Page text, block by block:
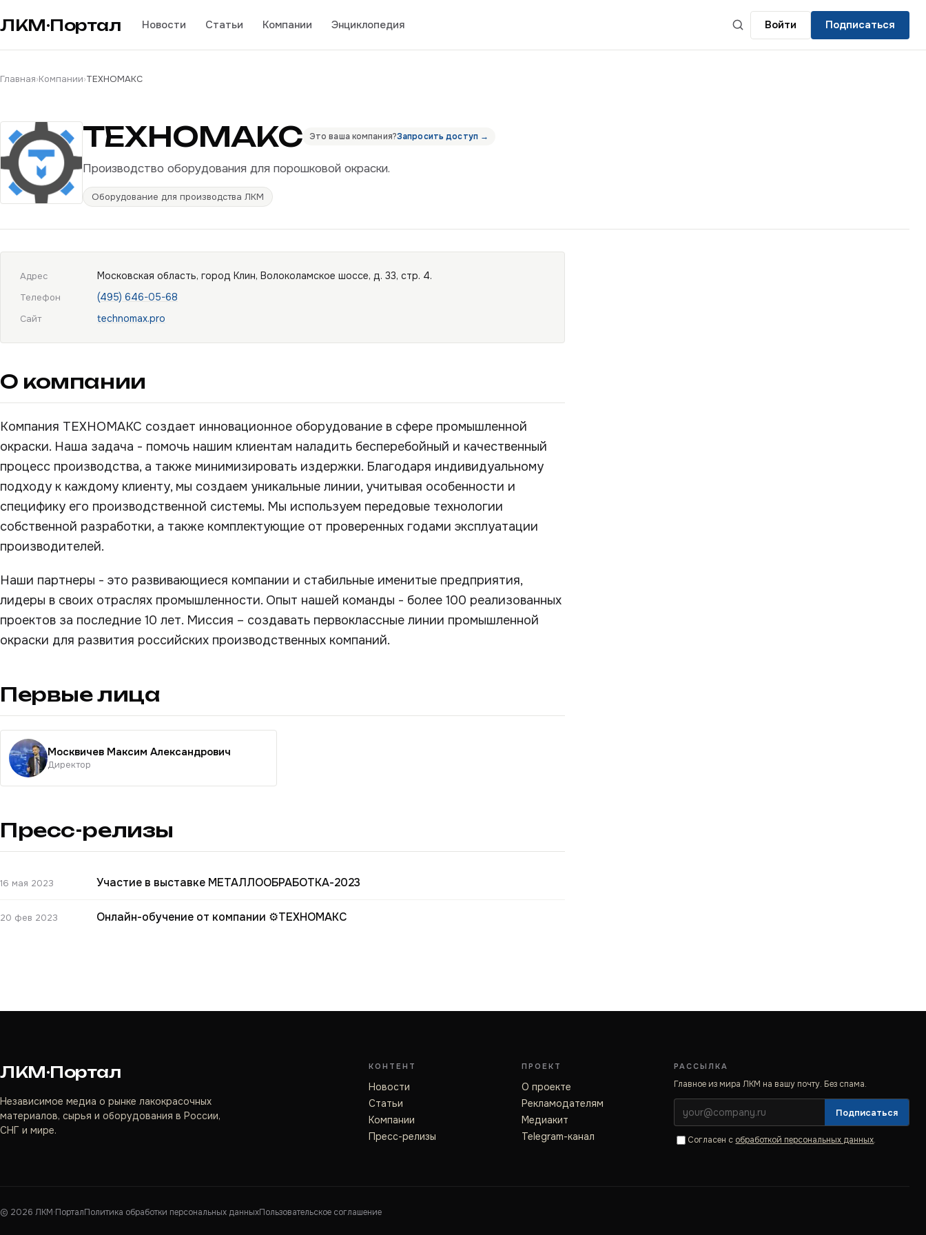
ЛКМ·Портал Новости Статьи Компании Энциклопедия Войти Подписаться
Главная›Компании›ТЕХНОМАКС
ТЕХНОМАКС Это ваша компания?Запросить доступ →
Производство оборудования для порошковой окраски.
Оборудование для производства ЛКМ
Адрес Московская область, город Клин, Волоколамское шоссе, д. 33, стр. 4.
Телефон (495) 646-05-68
Сайт technomax.pro
О компании
Компания ТЕХНОМАКС создает инновационное оборудование в сфере промышленной
окраски. Наша задача - помочь нашим клиентам наладить бесперебойный и качественный
процесс производства, а также минимизировать издержки. Благодаря индивидуальному
подходу к каждому клиенту, мы создаем уникальные линии, учитывая особенности и
специфику его производственной системы. Мы используем передовые технологии
собственной разработки, а также комплектующие от проверенных годами эксплуатации
производителей.
Наши партнеры - это развивающиеся компании и стабильные именитые предприятия,
лидеры в своих отраслях промышленности. Опыт нашей команды - более 100 реализованных
проектов за последние 10 лет. Миссия – создавать первоклассные линии промышленной
окраски для развития российских производственных компаний.
Первые лица
Москвичев Максим Александрович
Директор
Пресс-релизы
16 мая 2023 Участие в выставке МЕТАЛЛООБРАБОТКА-2023
20 фев 2023 Онлайн-обучение от компании ⚙ТЕХНОМАКС
ЛКМ·Портал
Независимое медиа о рынке лакокрасочных
материалов, сырья и оборудования в России,
СНГ и мире.
КОНТЕНТ
Новости
Статьи
Компании
Пресс-релизы
ПРОЕКТ
О проекте
Рекламодателям
Медиакит
Telegram-канал
РАССЫЛКА
Главное из мира ЛКМ на вашу почту. Без спама.
Подписаться
Согласен с обработкой персональных данных.
© 2026 ЛКМ·ПорталПолитика обработки персональных данныхПользовательское соглашение